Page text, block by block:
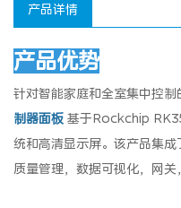
产品详情
产品优势
针对智能家庭和全室集中控
制器面板 基于Rockchip
统和高清显示屏。该产品集
质量管理，数据可视化，网关